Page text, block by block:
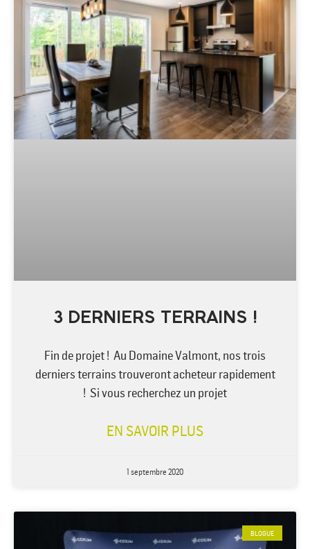
3 DERNIERS TERRAINS !
Fin de projet ! Au Domaine Valmont, nos trois
derniers terrains trouveront acheteur rapidement
! Si vous recherchez un projet
EN SAVOIR PLUS
1 septembre 2020
BLOGUE